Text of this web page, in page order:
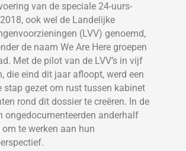
van de speciale 24-uurs­
ook wel de Landelijke
(LVV) genoemd,
de naam We Are Here groepen
Met de pilot van de LVV’s in vijf
die eind dit jaar afloopt, werd een
stap gezet om rust tussen kabinet
rond dit dossier te creëren. In de
ongedocumenteerden anderhalf
te werken aan hun